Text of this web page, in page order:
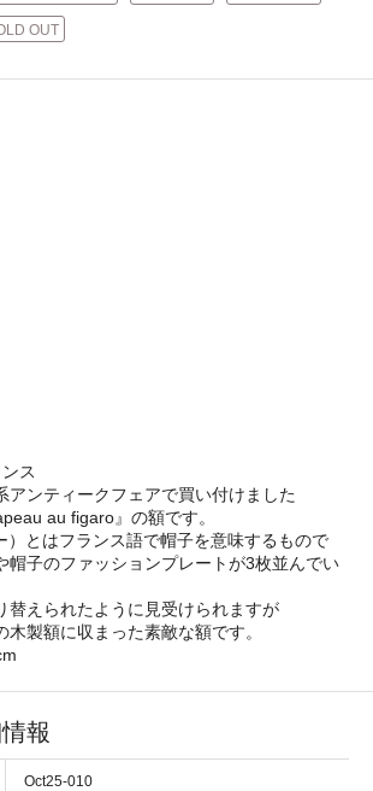
OUT
ス
アンティークフェアで買い付けました
au figaro』の額です。
）とはフランス語で帽子を意味するもので
帽子のファッションプレートが3枚並んでい
替えられたように見受けられますが
木製額に収まった素敵な額です。
報
Oct25-010